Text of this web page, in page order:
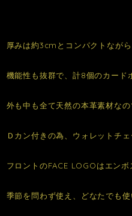
厚みは約3cmとコンパクトなが
機能性も抜群で、計8個のカード
外も中も全て天然の本革素材な
Ｄカン付きの為、ウォレットチ
フロントのFACE LOGOはエン
季節を問わず使え、どなたでも